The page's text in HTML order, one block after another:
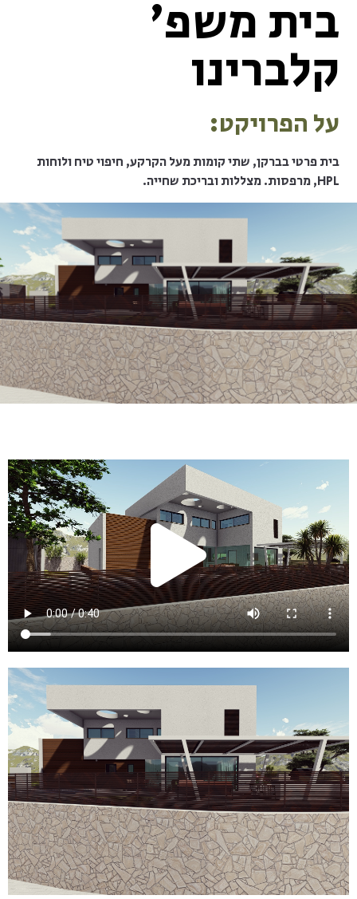
בית משפ’
קלברינו
על הפרויקט:
בית פרטי בברקן, שתי קומות מעל הקרקע, חיפוי טיח ולוחות
HPL, מרפסות. מצללות ובריכת שחייה.